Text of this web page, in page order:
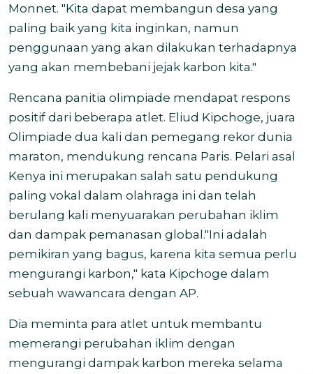
Monnet. "Kita dapat membangun desa yang
paling baik yang kita inginkan, namun
penggunaan yang akan dilakukan terhadapnya
yang akan membebani jejak karbon kita."
Rencana panitia olimpiade mendapat respons
positif dari beberapa atlet. Eliud Kipchoge, juara
Olimpiade dua kali dan pemegang rekor dunia
maraton, mendukung rencana Paris. Pelari asal
Kenya ini merupakan salah satu pendukung
paling vokal dalam olahraga ini dan telah
berulang kali menyuarakan perubahan iklim
dan dampak pemanasan global."Ini adalah
pemikiran yang bagus, karena kita semua perlu
mengurangi karbon," kata Kipchoge dalam
sebuah wawancara dengan AP.
Dia meminta para atlet untuk membantu
memerangi perubahan iklim dengan
mengurangi dampak karbon mereka selama